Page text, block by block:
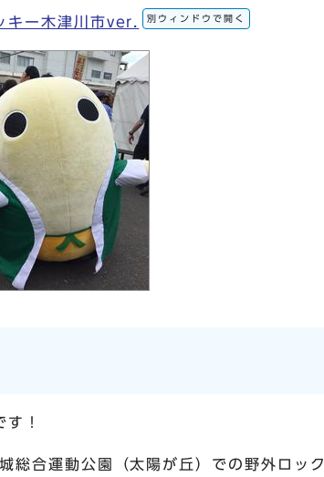
キー木津川市ver. 別ウィンドウで開く
！
総合運動公園（太陽が丘）での野外ロッ